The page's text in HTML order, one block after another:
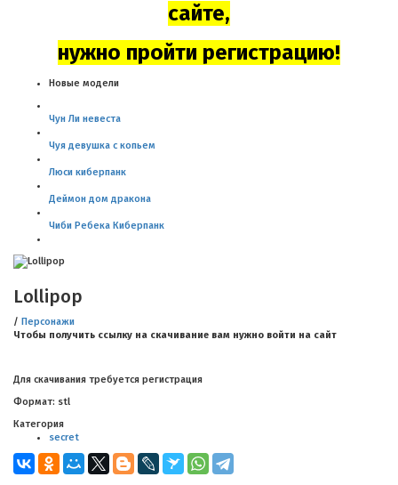
сайте,
нужно пройти регистрацию!
Новые модели
Чун Ли невеста
Чуя девушка с копьем
Люси киберпанк
Деймон дом дракона
Чиби Ребека Киберпанк
Lollipop
/ Персонажи
Чтобы получить ссылку на скачивание вам нужно войти на сайт
Для скачивания требуется регистрация
Формат: stl
Категория
secret